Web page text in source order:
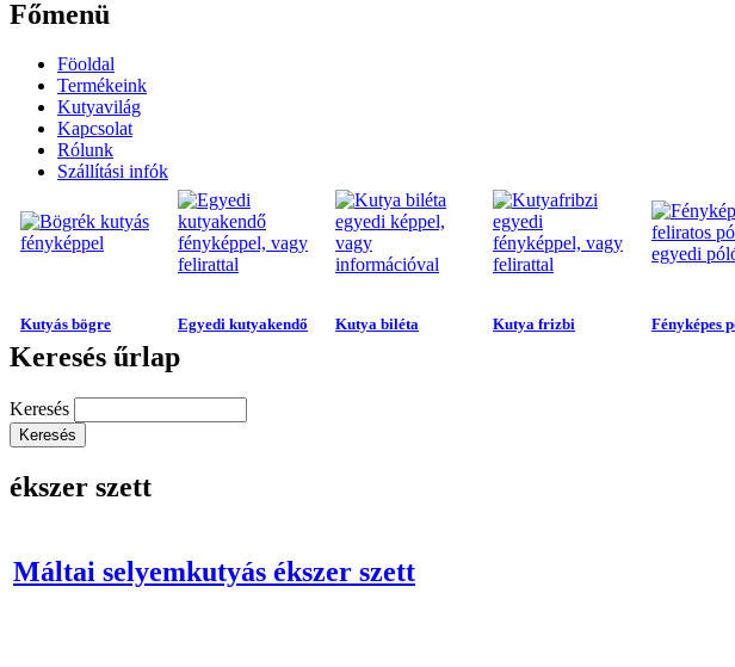
Főmenü
Föoldal
Termékeink
Kutyavilág
Kapcsolat
Rólunk
Szállítási infók
Kutyás bögre Egyedi kutyakendő Kutya biléta Kutya frizbi Fényképes
Keresés űrlap
Keresés
ékszer szett
Máltai selyemkutyás ékszer szett